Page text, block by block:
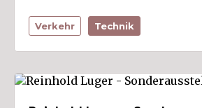
Silbertal
Sonntag
Stallehr (1)
Verkehr Technik